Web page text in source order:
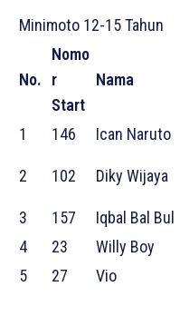
Minimoto 12-15 Tahun
No.
Nomo
r
Start
Nama
1 146 Ican Naruto
2 102 Diky Wijaya
3
157 Iqbal Bal Bul
4
23 Willy Boy
5
27 Vio